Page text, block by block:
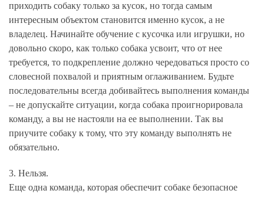
приходить собаку только за кусок, но тогда самым
интересным объектом становится именно кусок, а не
владелец. Начинайте обучение с кусочка или игрушки, но
довольно скоро, как только собака усвоит, что от нее
требуется, то подкрепление должно чередоваться просто со
словесной похвалой и приятным оглаживанием. Будьте
последовательны всегда добивайтесь выполнения команды
– не допускайте ситуации, когда собака проигнорировала
команду, а вы не настояли на ее выполнении. Так вы
приучите собаку к тому, что эту команду выполнять не
обязательно.
3. Нельзя.
Еще одна команда, которая обеспечит собаке безопасное